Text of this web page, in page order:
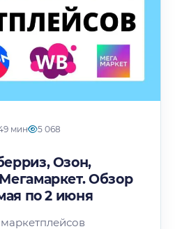
9 мин 5 068
Озон,
Обзор
по 2 июня